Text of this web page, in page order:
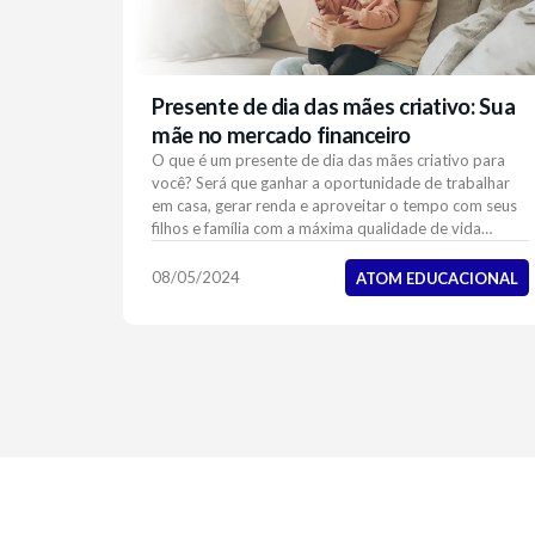
Presente de dia das mães criativo: Sua
mãe no mercado financeiro
O que é um presente de dia das mães criativo para
você? Será que ganhar a oportunidade de trabalhar
em casa, gerar renda e aproveitar o tempo com seus
filhos e família com a máxima qualidade de vida
08/05/2024
ATOM EDUCACIONAL